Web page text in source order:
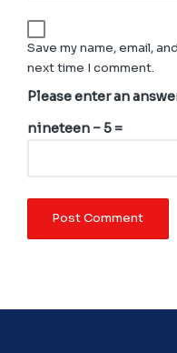
Save my name, email,
next time I comment.
Please enter an
nineteen − 5 =